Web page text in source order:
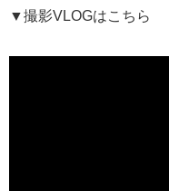
▼撮影VLOGはこちら